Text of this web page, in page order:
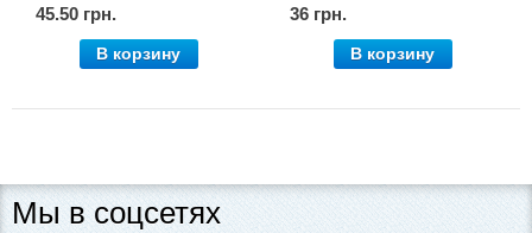
45.50 грн.
В корзину
36 грн.
В корзину
Мы в соцсетях